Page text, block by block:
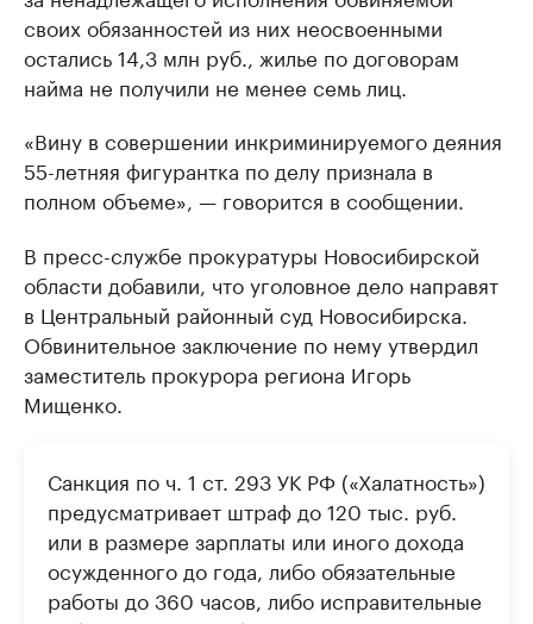
своих обязанностей из них неосвоенными
остались 14,3 млн руб., жилье по договорам
найма не получили не менее семь лиц.
«Вину в совершении инкриминируемого деяния
55-летняя фигурантка по делу признала в
полном объеме», — говорится в сообщении.
В пресс-службе прокуратуры Новосибирской
области добавили, что уголовное дело направят
в Центральный районный суд Новосибирска.
Обвинительное заключение по нему утвердил
заместитель прокурора региона Игорь
Мищенко.
Санкция по ч. 1 ст. 293 УК РФ («Халатность»)
предусматривает штраф до 120 тыс. руб.
или в размере зарплаты или иного дохода
осужденного до года, либо обязательные
работы до 360 часов, либо исправительные